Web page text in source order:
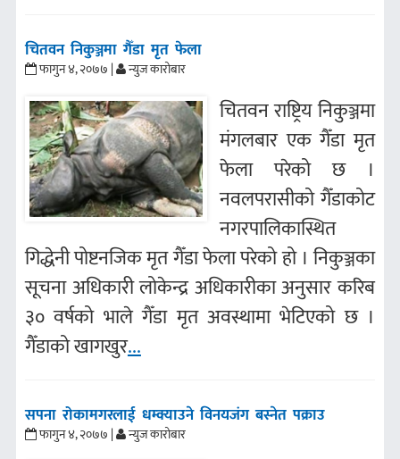
चितवन निकुञ्जमा गैँडा मृत फेला
फागुन ४, २०७७ | न्युज कारोबार
चितवन राष्ट्रिय निकुञ्जमा
मंगलबार एक गैँडा मृत
फेला परेको छ ।
नवलपरासीको गैँडाकोट
नगरपालिकास्थित
गिद्धेनी पोष्टनजिक मृत गैँडा फेला परेको हो । निकुञ्जका
सूचना अधिकारी लोकेन्द्र अधिकारीका अनुसार करिब
३० वर्षको भाले गैँडा मृत अवस्थामा भेटिएको छ ।
गैँडाको खागखुर...
सपना रोकामगरलाई धम्क्याउने विनयजंग बस्नेत पक्राउ
फागुन ४, २०७७ | न्युज कारोबार